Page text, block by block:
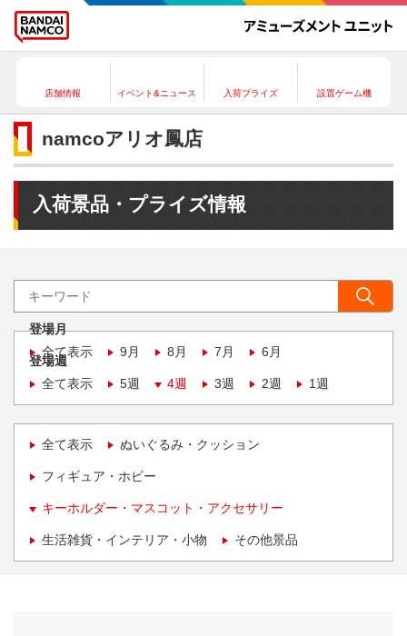
店舗情報 イベント&ニュース 入荷プライズ 設置ゲーム機
namcoアリオ鳳店
入荷景品・プライズ情報
登場月
全て表示
9月 8月 7月 6月
登場週
全て表示
5週 4週 3週 2週 1週
全て表示 ぬいぐるみ・クッション
フィギュア・ホビー
キーホルダー・マスコット・アクセサリー
生活雑貨・インテリア・小物 その他景品